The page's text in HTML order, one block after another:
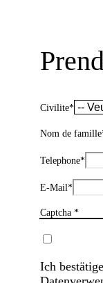
Civilite*
Nom de famille
Telephone*
E-Mail*
Captcha *
Ich